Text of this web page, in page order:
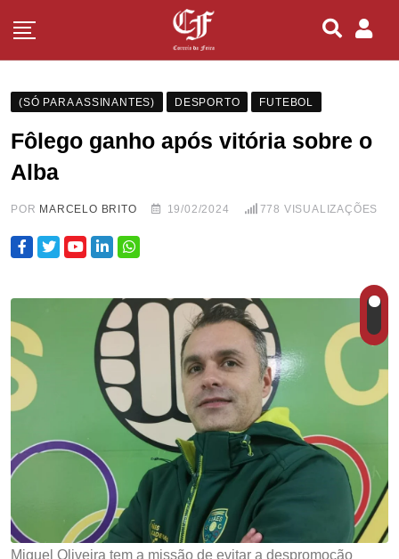
(SÓ PARA ASSINANTES) DESPORTO FUTEBOL
Fôlego ganho após vitória sobre o
Alba
POR MARCELO BRITO 19/02/2024 778 VISUALIZAÇÕES
Miguel Oliveira tem a missão de evitar a despromoção